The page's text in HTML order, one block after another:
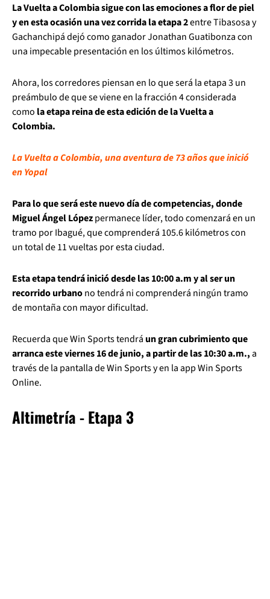
La Vuelta a Colombia sigue con las emociones a flor de piel
y en esta ocasión una vez corrida la etapa 2entre Tibasosa y
Gachanchipá dejó como ganador Jonathan Guatibonza con
una impecable presentación en los últimos kilómetros.
Ahora, los corredores piensan en lo que será la etapa 3 un
preámbulo de que se viene en la fracción 4 considerada
como la etapa reina de esta edición de la Vuelta a
Colombia.
La Vuelta a Colombia, una aventura de 73 años que inició
en Yopal
Para lo que será este nuevo día de competencias, donde
Miguel Ángel Lópezpermanece líder, todo comenzará en un
tramo por Ibagué, que comprenderá 105.6 kilómetros con
un total de 11 vueltas por esta ciudad.
Esta etapa tendrá inició desde las 10:00 a.m y al ser un
recorrido urbanono tendrá ni comprenderá ningún tramo
de montaña con mayor dificultad.
Recuerda que Win Sports tendrá un gran cubrimiento que
arranca este viernes 16 de junio, a partir de las 10:30 a.m.,a
través de la pantalla de Win Sports y en la app Win Sports
Online.
Altimetría - Etapa 3